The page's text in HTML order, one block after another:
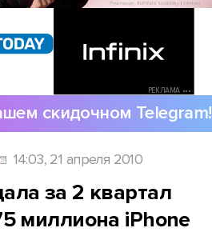
РЕКЛАМА •••
скидочном Telegram!
14:03, 21 апреля 2010
за 2 квартал
миллиона iPhone